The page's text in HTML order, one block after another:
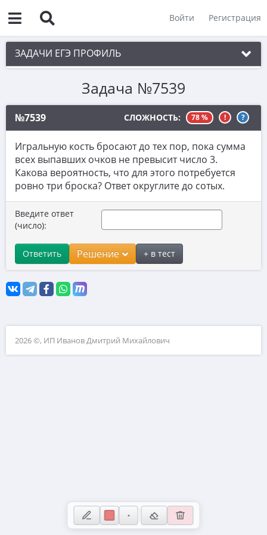
Войти Регистрация
ЗАДАЧИ ЕГЭ ПРОФИЛЬ
1. Планиметрия
2. Векторы
3. Стереометрия
4. Классическое определение вероятности
5. Теория вероятностей
6. Уравнения
7. Нахождение значений выражений
9. Задачи прикладного содержания
10. Текстовые задачи
12. Исследование функций
13. Сложные уравнения
Задача №7539
№7539 СЛОЖНОСТЬ: 78 % ! ?
Игральную кость бросают до тех пор, пока сумма
всех выпавших очков не превысит число 3.
Какова вероятность, что для этого потребуется
ровно три броска? Ответ округлите до сотых.
Введите ответ
(число):
Ответить Решение + в тест
2026 ©, ИП Иванов Дмитрий Михайлович